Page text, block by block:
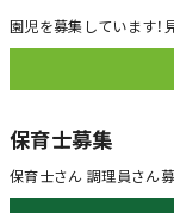
園児を募集しています！
保育士募集
保育士さん 調理員さん募